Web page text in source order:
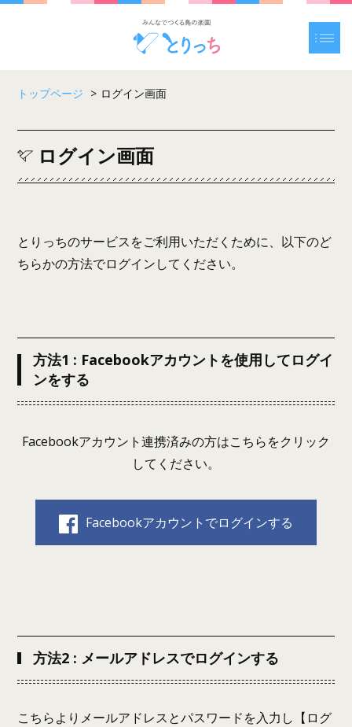
トップページ > ログイン画面
ログイン画面
とりっちのサービスをご利用いただくために、以下のど
ちらかの方法でログインしてください。
方法1 : Facebookアカウントを使用してログイ
ンをする
Facebookアカウント連携済みの方はこちらをクリック
してください。
Facebookアカウントでログインする
方法2 : メールアドレスでログインする
こちらよりメールアドレスとパスワードを入力し【ログ